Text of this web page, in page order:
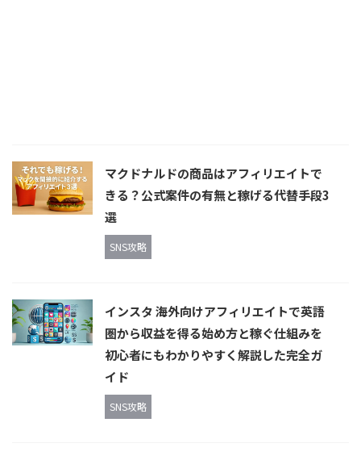
マクドナルドの商品はアフィリエイトで
きる？公式案件の有無と稼げる代替手段3
選
SNS攻略
インスタ 海外向けアフィリエイトで英語
圏から収益を得る始め方と稼ぐ仕組みを
初心者にもわかりやすく解説した完全ガ
イド
SNS攻略